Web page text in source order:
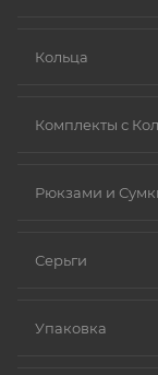
Кольца
Комплекты с
Рюкзами и
Серьги
Упаковка